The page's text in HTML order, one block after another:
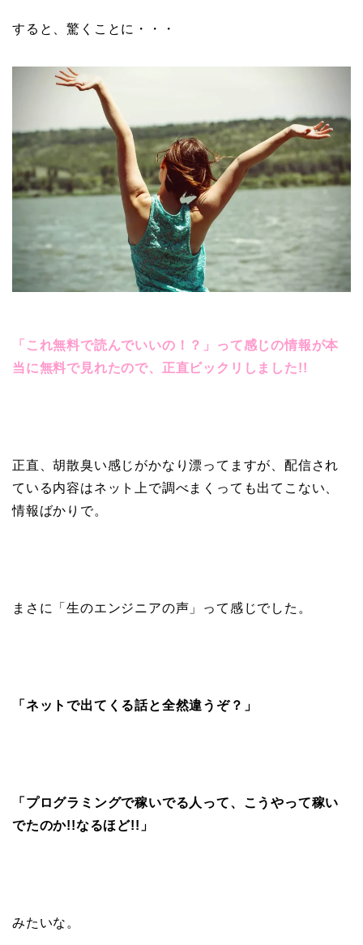
すると、驚くことに・・・
「これ無料で読んでいいの！？」って感じの情報が本
当に無料で見れたので、正直ビックリしました!!
正直、胡散臭い感じがかなり漂ってますが、配信され
ている内容はネット上で調べまくっても出てこない、
情報ばかりで。
まさに「生のエンジニアの声」って感じでした。
「ネットで出てくる話と全然違うぞ？」
「プログラミングで稼いでる人って、こうやって稼い
でたのか!!なるほど!!」
みたいな。